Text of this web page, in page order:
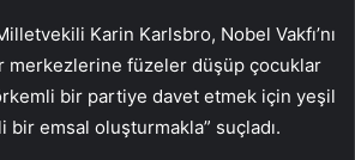
Karin Karlsbro, Nobel Vakfı’nı
merkezlerine füzeler düşüp çocuklar
bir partiye davet etmek için yeşil
bir emsal oluşturmakla” suçladı.